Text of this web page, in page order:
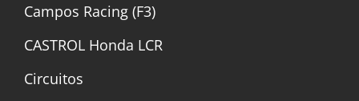
Campos Racing (F3)
CASTROL Honda LCR
Circuitos